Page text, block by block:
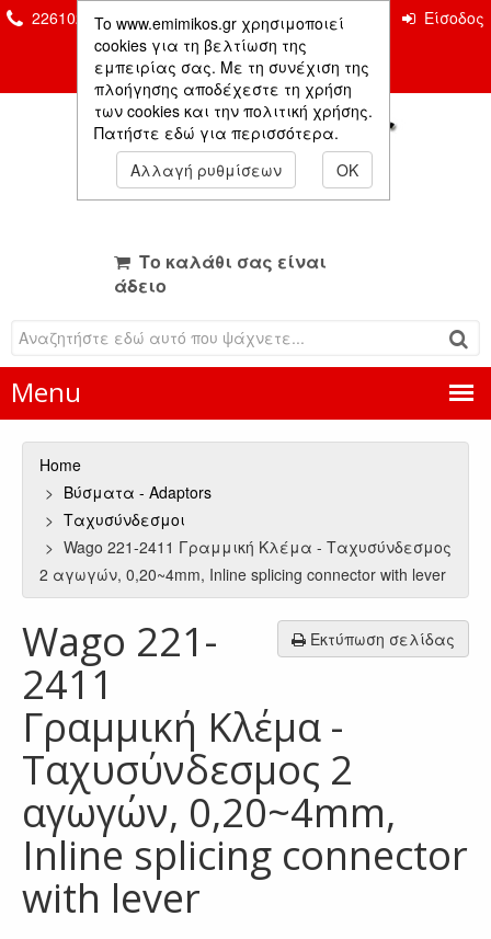
To www.emimikos.gr χρησιμοποιεί
cookies για τη βελτίωση της
εμπειρίας σας. Με τη συνέχιση της
πλοήγησης αποδέχεστε τη χρήση
των cookies και την πολιτική χρήσης.
Πατήστε εδώ για περισσότερα.
Αλλαγή ρυθμίσεων
OK
2261026435 & 2261081666 Επικοινωνία
Είσοδος
Μέλους
Το καλάθι σας είναι
άδειο
Menu
Home
Βύσματα - Adaptors
Ταχυσύνδεσμοι
Wago 221-2411 Γραμμική Κλέμα - Ταχυσύνδεσμος
2 αγωγών, 0,20~4mm, Inline splicing connector with lever
Εκτύπωση σελίδας
Wago 221-
2411
Γραμμική Κλέμα -
Ταχυσύνδεσμος 2
αγωγών, 0,20~4mm,
Inline splicing connector
with lever